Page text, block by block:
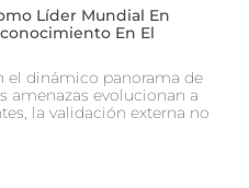
Líder Mundial En
En El
el dinámico panorama de
amenazas evolucionan a
la validación externa no